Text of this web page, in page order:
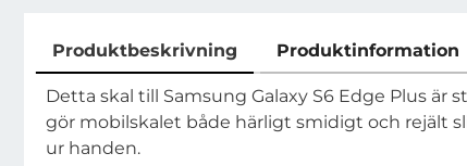
Produktbeskrivning Produktinformation
Produktbeskrivning
Detta skal till Samsung Galaxy S6 Edge Plus
gör mobilskalet både härligt smidigt och rejält
ur handen.